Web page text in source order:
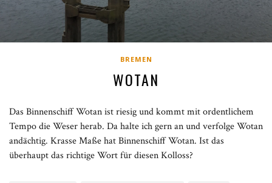
BREMEN
WOTAN
Das Binnenschiff Wotan ist riesig und kommt mit ordentlichem
Tempo die Weser herab. Da halte ich gern an und verfolge Wotan
andächtig. Krasse Maße hat Binnenschiff Wotan. Ist das
überhaupt das richtige Wort für diesen Kolloss?